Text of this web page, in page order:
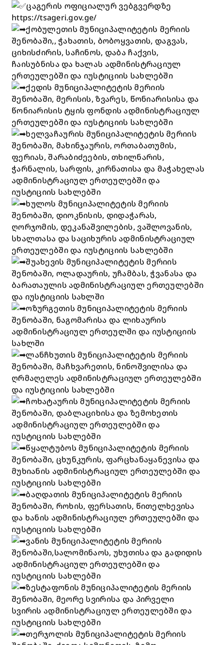
ცაგერის ოფიციალურ ვებგვერდზე
https://tsageri.gov.ge/
ქობულეთის მუნიციპალიტეტის მერიის
შენობაში,, ჭახათის, ბობოყვათის, დაგვას,
ციხისძირის, საჩინოს, დაბა ჩაქვის,
ჩაისუბნისა და ხალას ადმინისტრაციულ
ერთეულებში და იუსტიციის სახლებში
ქედის მუნიციპალიტეტის მერიის
შენობაში, მერისის, ზვარეს, წონიარისისა და
წონიარისის ტყის ფონდის ადმინისტრაციულ
ერთეულებში და იუსტიციის სახლებში
ხელვაჩაურის მუნიციპალიტეტის მერიის
შენობაში, მახინჯაურის, ორთაბათუმის,
ფერიას, შარაბიძეების, თხილნარის,
ჭარნალის, სარფის, კირნათისა და მაჭახელას
ადმინისტრაციულ ერთეულებში და
იუსტიციის სახლებში
ხულოს მუნიციპალიტეტის მერიის
შენობაში, დიოკნისის, დიდაჭარას,
ღორჯომის, დეკანაშვილების, ვაშლოვანის,
სხალთასა და საციხურის ადმინისტრაციულ
ერთეულებში და იუსტიციის სახლებში
შუახევის მუნიციპალიტეტის მერიის
შენობაში, ოლადაურის, უჩამბას, ჭვანასა და
ბარათაულის ადმინისტრაციულ ერთეულებში
და იუსტიციის სახლში
ოზურგეთის მუნიციპალიტეტის მერიის
შენობაში, ნაგომარისა და ლიხაურის
ადმინისტრაციულ ერთეულში და იუსტიციის
სახლში
ლანჩხუთის მუნიციპალიტეტის მერიის
შენობაში, მაჩხვარეთის, ნინოშვილისა და
ღრმაღელეს ადმინისტრაციულ ერთეულებში
და იუსტიციის სახლებში
ჩოხატაურის მუნიციპალიტეტის მერიის
შენობაში, დაბლაციხისა და ზემოხეთის
ადმინისტრაციულ ერთეულებში და
იუსტიციის სახლებში
წყალტუბოს მუნიციპალიტეტის მერიის
შენობაში, ცხუნკურის, ფარცხანაყანევისა და
მუხიანის ადმინისტრაციულ ერთეულებში და
იუსტიციის სახლებში
ბაღდათის მუნიციპალიტეტის მერიის
შენობაში, როხის, ფერსათის, წითელხევისა
და ხანის ადმინისტრაციულ ერთეულებში და
იუსტიციის სახლებში
ვანის მუნიციპალიტეტის მერიის
შენობაში,სალომინაოს, უხუთისა და გადიდის
ადმინისტრაციულ ერთეულებში და
იუსტიციის სახლებში
ზესტაფონის მუნიციპალიტეტის მერიის
შენობაში, მეორე სვირისა და პირველი
სვირის ადმინისტრაციულ ერთეულებში და
იუსტიციის სახლებში
თერჯოლის მუნიციპალიტეტის მერიის